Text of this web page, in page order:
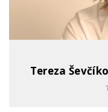
Tereza